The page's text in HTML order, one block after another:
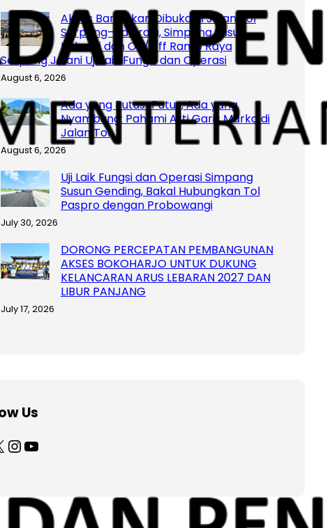
Akses Baru Akan Dibuka di Jalan Tol
Serpong–Balaraja, Simpang Susun
Industri dan On/Off Ramp Raya
Serpong Jalani Uji Laik Fungsi dan Operasi
August 6, 2026
Ada yang Putus-Putus, Ada yang
Nyambung: Pahami Arti Garis Marka di
Jalan Tol
August 6, 2026
Uji Laik Fungsi dan Operasi Simpang
Susun Gending, Bakal Hubungkan Tol
Paspro dengan Probowangi
July 30, 2026
DORONG PERCEPATAN PEMBANGUNAN
AKSES BOKOHARJO UNTUK DUKUNG
KELANCARAN ARUS LEBARAN 2027 DAN
LIBUR PANJANG
July 17, 2026
Us
InstagramYouTube